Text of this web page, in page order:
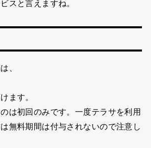
スと言えますね。
、
ます。
は初回のみです。一度テラサを利用
無料期間は付与されないので注意し